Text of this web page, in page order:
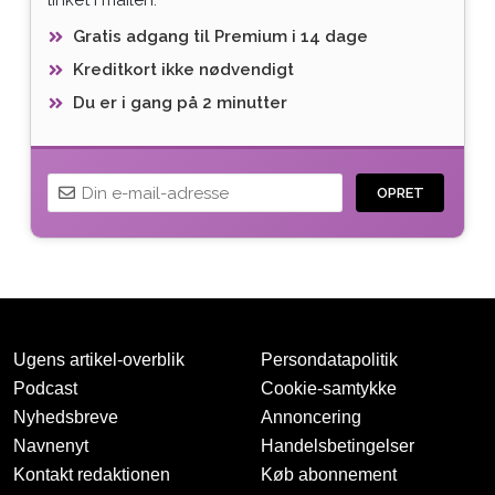
Gratis adgang til Premium i 14 dage
Kreditkort ikke nødvendigt
Du er i gang på 2 minutter
OPRET
Tak for oprettelsen
Ugens artikel-overblik
Podcast
Nyhedsbreve
Navnenyt
Kontakt redaktionen
Persondatapolitik
Cookie-samtykke
Annoncering
Handelsbetingelser
Køb abonnement